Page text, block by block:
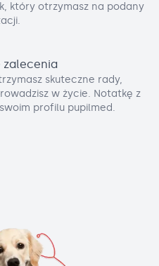
który otrzymasz na podany
zalecenia
skuteczne rady,
w życie. Notatkę z
profilu pupilmed.